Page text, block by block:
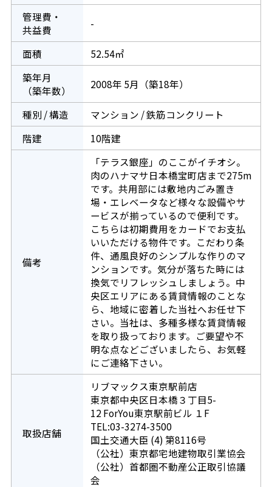
管理費・
共益費
-
面積
52.54㎡
築年月
（築年数）
2008年 5月（築18年）
種別 / 構造
マンション / 鉄筋コンクリート
階建
10階建
備考
「テラス銀座」のここがイチオシ。
肉のハナマサ日本橋宝町店まで275m
です。共用部には敷地内ごみ置き
場・エレベータなど様々な設備やサ
ービスが揃っているので便利です。
こちらは初期費用をカードでお支払
いいただける物件です。こだわり条
件、通風良好のシンプルな作りのマ
ンションです。気分が落ちた時には
換気でリフレッシュしましょう。中
央区エリアにある賃貸情報のことな
ら、地域に密着した当社へお任せ下
さい。当社は、多種多様な賃貸情報
を取り扱っております。ご要望や不
明な点などございましたら、お気軽
にご連絡下さい。
取扱店舗
リブマックス東京駅前店
東京都中央区日本橋３丁目5-
12 ForYou東京駅前ビル １F
TEL:03-3274-3500
国土交通大臣 (4) 第8116号
（公社）東京都宅地建物取引業協会
（公社）首都圏不動産公正取引協議
会